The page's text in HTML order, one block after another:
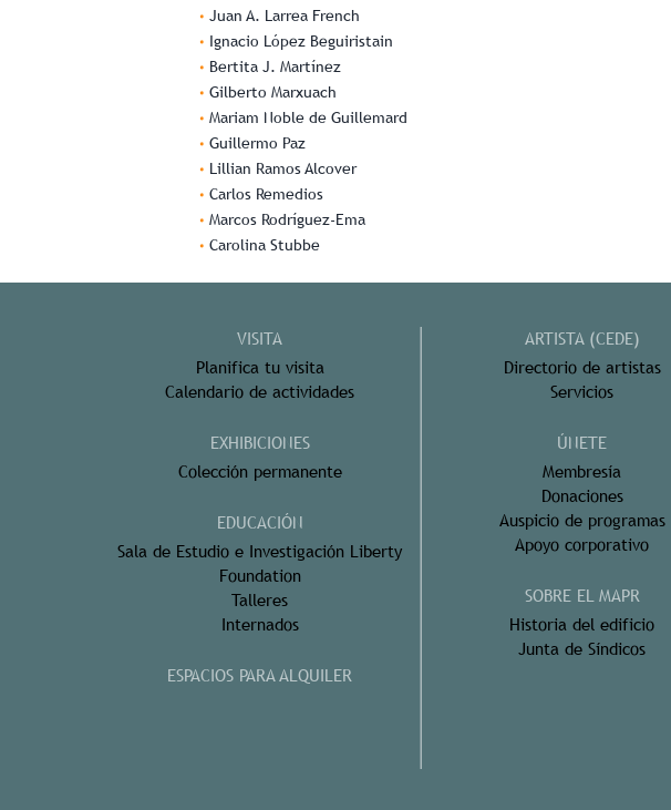
Juan A. Larrea French
Ignacio López Beguiristain
Bertita J. Martínez
Gilberto Marxuach
Mariam Noble de Guillemard
Guillermo Paz
Lillian Ramos Alcover
Carlos Remedios
Marcos Rodríguez-Ema
Carolina Stubbe
VISITA
Planifica tu visita
Calendario de actividades
EXHIBICIONES
Colección permanente
EDUCACIÓN
Sala de Estudio e Investigación Liberty
Foundation
Talleres
Internados
ESPACIOS PARA ALQUILER
ARTISTA (CEDE)
Directorio de artistas
Servicios
ÚNETE
Membresía
Donaciones
Auspicio de programas
Apoyo corporativo
SOBRE EL MAPR
Historia del edificio
Junta de Síndicos